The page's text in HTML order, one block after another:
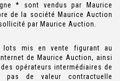
* sont vendus par Maurice
de la société Maurice Auction
par Maurice Auction.
lots mis en vente figurant au
de Maurice Auction, ainsi
opérateurs intermédiaires de
pas de valeur contractuelle